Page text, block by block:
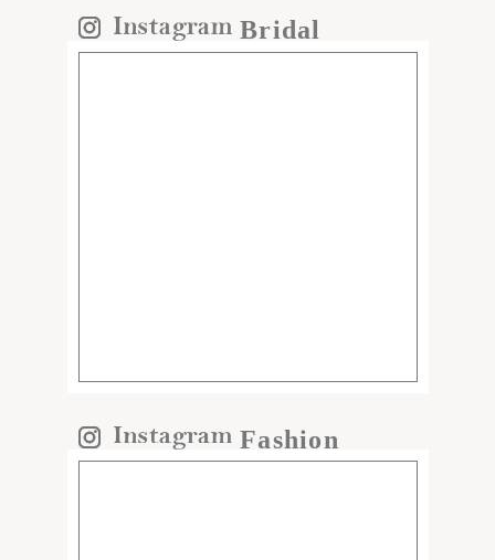
Bridal
Fashion